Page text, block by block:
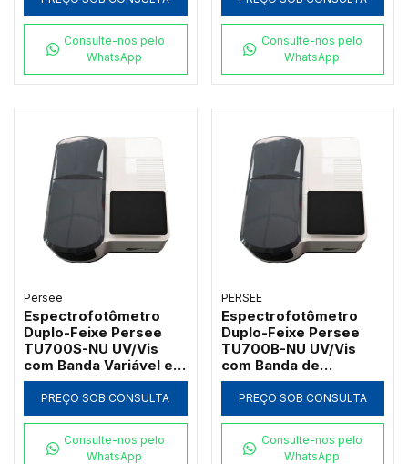
Consulte-nos pelo
WhatsApp
Consulte-nos pelo
WhatsApp
Persee
Espectrofotômetro
Duplo-Feixe Persee
TU700S-NU UV/Vis
com Banda Variável e
Software UVWin (190 a
1100nm)
PREÇO SOB CONSULTA
Consulte-nos pelo
WhatsApp
PERSEE
Espectrofotômetro
Duplo-Feixe Persee
TU700B-NU UV/Vis
com Banda de
Passagem 2nm e
Software UVWin (190 a
1100nm)
PREÇO SOB CONSULTA
Consulte-nos pelo
WhatsApp